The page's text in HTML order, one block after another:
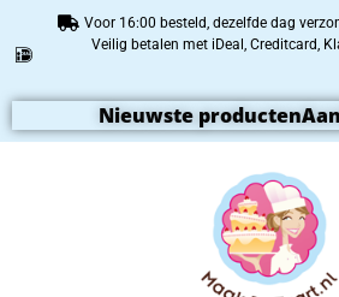
Voor 16:00 besteld, dezelfde dag
Veilig betalen met iDeal, Creditcard,
Nieuwste producten